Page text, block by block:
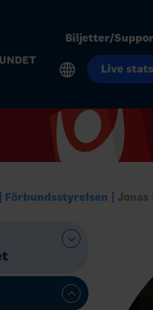
Biljetter/
Live stats
Förbundsstyrelsen Jonas